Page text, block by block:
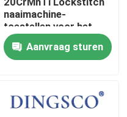
naaimachine-
toestellen voor het
naaien van dikke
materialenAanvraag sturen